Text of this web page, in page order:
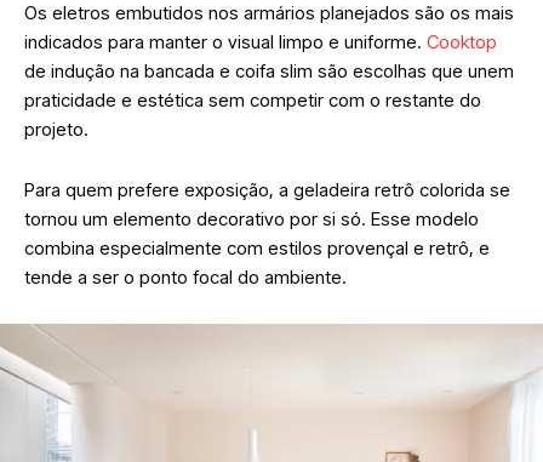
Os eletros embutidos nos armários planejados são os mais
indicados para manter o visual limpo e uniforme. Cooktop
de indução na bancada e coifa slim são escolhas que unem
praticidade e estética sem competir com o restante do
projeto.
Para quem prefere exposição, a geladeira retrô colorida se
tornou um elemento decorativo por si só. Esse modelo
combina especialmente com estilos provençal e retrô, e
tende a ser o ponto focal do ambiente.